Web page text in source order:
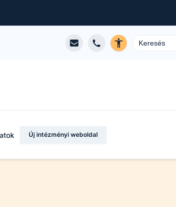
Új intézményi weboldal